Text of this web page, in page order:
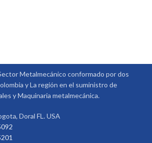
Metalmecánico conformado por dos
y La región en el suministro de
y Maquinaria metalmecánica.
Doral FL. USA